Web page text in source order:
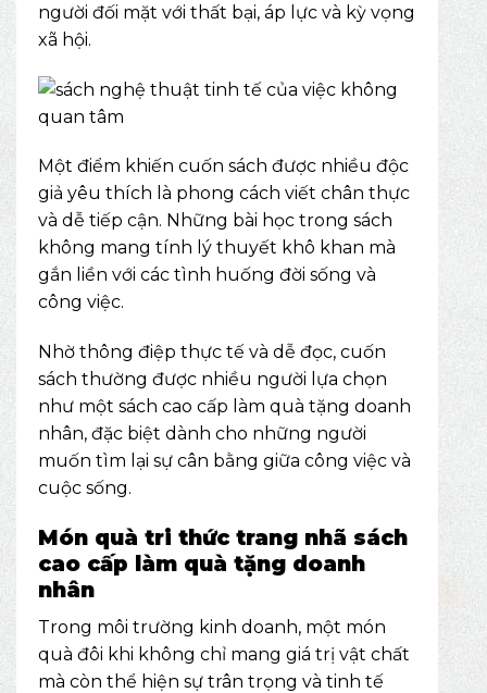
người đối mặt với thất bại, áp lực và kỳ vọng
xã hội.
Một điểm khiến cuốn sách được nhiều độc
giả yêu thích là phong cách viết chân thực
và dễ tiếp cận. Những bài học trong sách
không mang tính lý thuyết khô khan mà
gắn liền với các tình huống đời sống và
công việc.
Nhờ thông điệp thực tế và dễ đọc, cuốn
sách thường được nhiều người lựa chọn
như một sách cao cấp làm quà tặng doanh
nhân, đặc biệt dành cho những người
muốn tìm lại sự cân bằng giữa công việc và
cuộc sống.
Món quà tri thức trang nhã sách
cao cấp làm quà tặng doanh
nhân
Trong môi trường kinh doanh, một món
quà đôi khi không chỉ mang giá trị vật chất
mà còn thể hiện sự trân trọng và tinh tế